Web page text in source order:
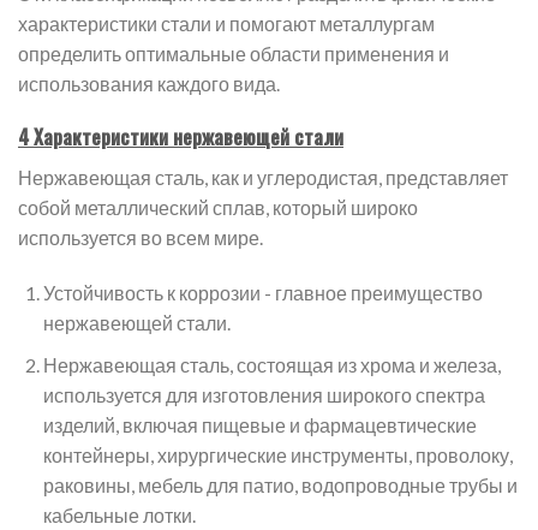
характеристики стали и помогают металлургам
определить оптимальные области применения и
использования каждого вида.
4 Характеристики нержавеющей стали
Нержавеющая сталь, как и углеродистая, представляет
собой металлический сплав, который широко
используется во всем мире.
Устойчивость к коррозии - главное преимущество
нержавеющей стали.
Нержавеющая сталь, состоящая из хрома и железа,
используется для изготовления широкого спектра
изделий, включая пищевые и фармацевтические
контейнеры, хирургические инструменты, проволоку,
раковины, мебель для патио, водопроводные трубы и
кабельные лотки.